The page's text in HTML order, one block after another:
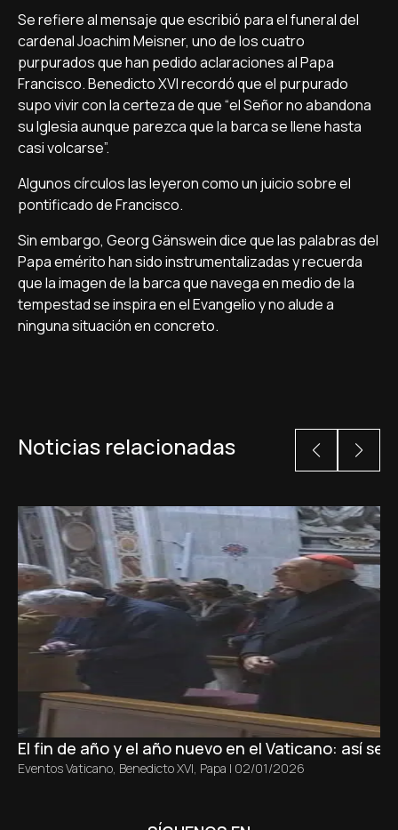
Se refiere al mensaje que escribió para el funeral del
cardenal Joachim Meisner, uno de los cuatro
purpurados que han pedido aclaraciones al Papa
Francisco. Benedicto XVI recordó que el purpurado
supo vivir con la certeza de que “el Señor no abandona
su Iglesia aunque parezca que la barca se llene hasta
casi volcarse”.
Algunos círculos las leyeron como un juicio sobre el
pontificado de Francisco.
Sin embargo, Georg Gänswein dice que las palabras del
Papa emérito han sido instrumentalizadas y recuerda
que la imagen de la barca que navega en medio de la
tempestad se inspira en el Evangelio y no alude a
ninguna situación en concreto.
Noticias relacionadas
El fin de año y el año nuevo en el Vaticano: así se
Eventos Vaticano, Benedicto XVI, Papa | 02/01/2026